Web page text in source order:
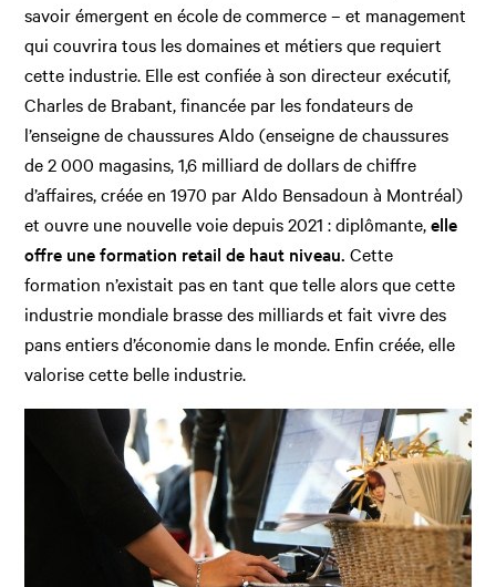
savoir émergent en école de commerce – et management
qui couvrira tous les domaines et métiers que requiert
cette industrie. Elle est confiée à son directeur exécutif,
Charles de Brabant, financée par les fondateurs de
l’enseigne de chaussures Aldo (enseigne de chaussures
de 2 000 magasins, 1,6 milliard de dollars de chiffre
d’affaires, créée en 1970 par Aldo Bensadoun à Montréal)
et ouvre une nouvelle voie depuis 2021 : diplômante,elle
offre une formation retail de haut niveau. Cette
formation n’existait pas en tant que telle alors que cette
industrie mondiale brasse des milliards et fait vivre des
pans entiers d’économie dans le monde. Enfin créée, elle
valorise cette belle industrie.